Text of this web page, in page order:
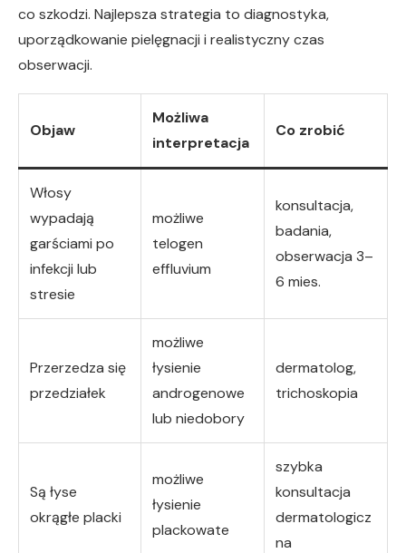
co szkodzi. Najlepsza strategia to diagnostyka,
uporządkowanie pielęgnacji i realistyczny czas
obserwacji.
Objaw
Możliwa
interpretacja
Co zrobić
Włosy
wypadają
garściami po
infekcji lub
stresie
możliwe
telogen
effluvium
konsultacja,
badania,
obserwacja 3–
6 mies.
Przerzedza się
przedziałek
możliwe
łysienie
androgenowe
lub niedobory
dermatolog,
trichoskopia
Są łyse
okrągłe placki
możliwe
łysienie
plackowate
szybka
konsultacja
dermatologicz
na